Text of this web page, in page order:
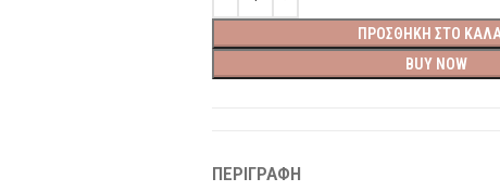
ΠΡΟΣΘΉΚΗ ΣΤΟ
BUY NOW
ΠΕΡΙΓΡΑΦΉ